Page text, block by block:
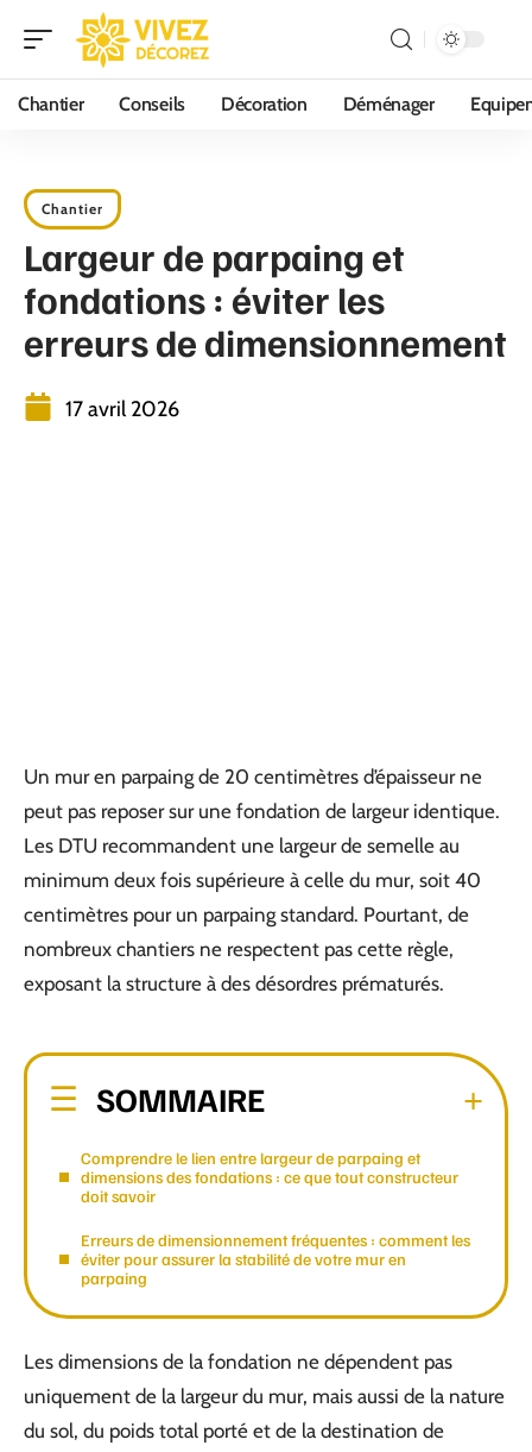
Chantier Conseils Décoration Déménager
Chantier
Largeur de parpaing et
fondations : éviter les
erreurs de dimensionnement
17 avril 2026
Un mur en parpaing de 20 centimètres d’épaisseur ne
peut pas reposer sur une fondation de largeur identique.
Les DTU recommandent une largeur de semelle au
minimum deux fois supérieure à celle du mur, soit 40
centimètres pour un parpaing standard. Pourtant, de
nombreux chantiers ne respectent pas cette règle,
exposant la structure à des désordres prématurés.
SOMMAIRE
Comprendre le lien entre largeur de parpaing et
dimensions des fondations : ce que tout constructeur
doit savoir
Erreurs de dimensionnement fréquentes : comment les
éviter pour assurer la stabilité de votre mur en
parpaing
Les dimensions de la fondation ne dépendent pas
uniquement de la largeur du mur, mais aussi de la nature
du sol, du poids total porté et de la destination de